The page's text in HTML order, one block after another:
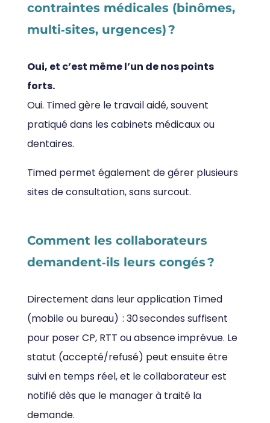
contraintes médicales (binômes,
multi‑sites, urgences) ?
Oui, et c’est même l’un de nos points
forts.
Oui. Timed gère le travail aidé, souvent
pratiqué dans les cabinets médicaux ou
dentaires.
Timed permet également de gérer plusieurs
sites de consultation, sans surcout.
Comment les collaborateurs
demandent‑ils leurs congés ?
Directement dans leur application Timed
(mobile ou bureau) : 30 secondes suffisent
pour poser CP, RTT ou absence imprévue. Le
statut (accepté/refusé) peut ensuite être
suivi en temps réel, et le collaborateur est
notifié dès que le manager à traité la
demande.